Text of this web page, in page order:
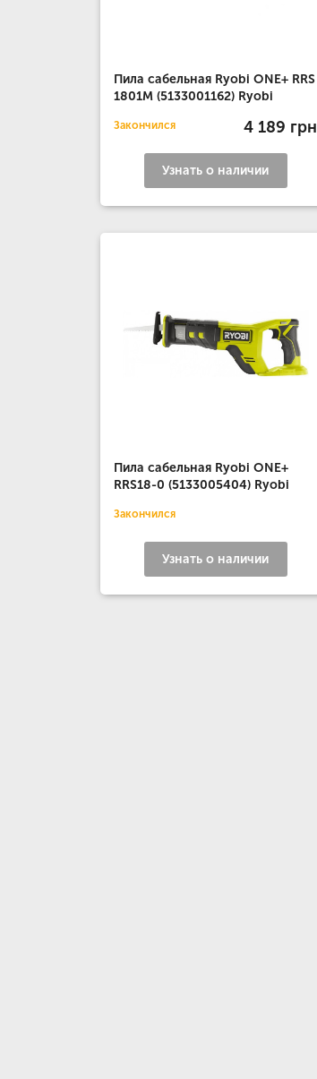
Пила сабельная Ryobi ONE+ RRS
1801M (5133001162) Ryobi
Закончился 4 189 грн
Узнать о наличии
Пила сабельная Ryobi ONE+
RRS18-0 (5133005404) Ryobi
Закончился
Узнать о наличии